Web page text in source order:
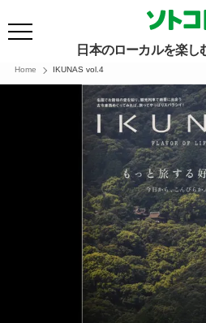
日本のローカルを楽し
Home IKUNAS vol.4